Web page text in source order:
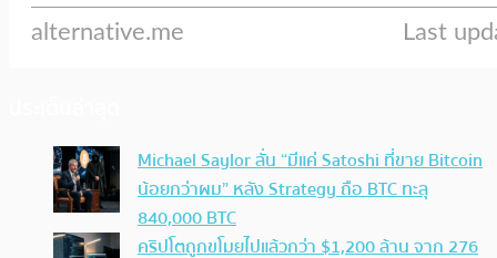
Michael Saylor ลั่น “มีแค่ Satoshi ที่ขาย Bitcoin
น้อยกว่าผม” หลัง Strategy ถือ BTC ทะลุ
840,000 BTC
คริปโตถูกขโมยไปแล้วกว่า $1,200 ล้าน จาก 276